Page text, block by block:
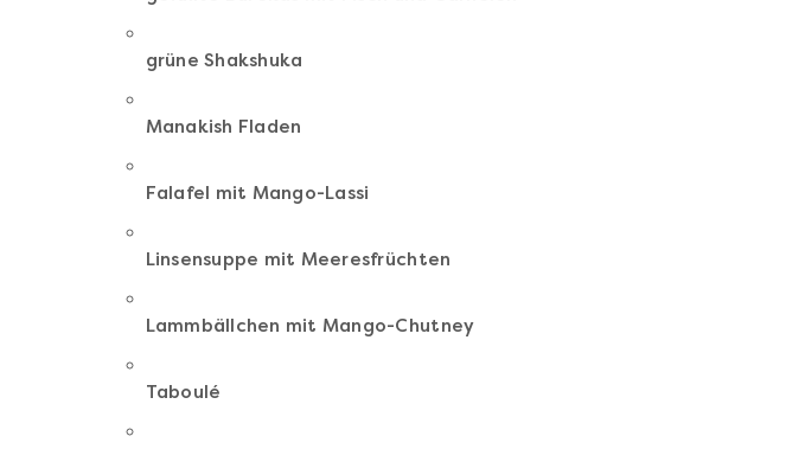
grüne Shakshuka
Manakish Fladen
Falafel mit Mango-Lassi
Linsensuppe mit Meeresfrüchten
Lammbällchen mit Mango-Chutney
Taboulé